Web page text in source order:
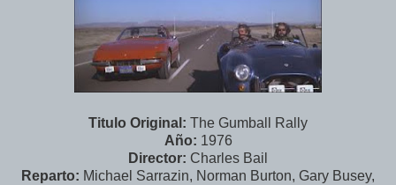
Titulo Original: The Gumball Rally
Año: 1976
Director: Charles Bail
Reparto: Michael Sarrazin, Norman Burton, Gary Busey,